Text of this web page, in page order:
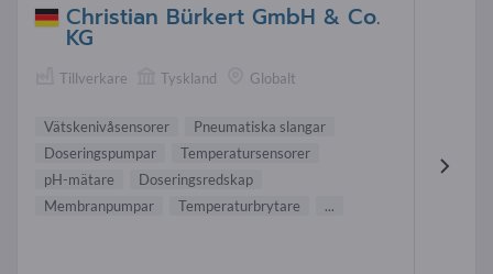
Christian Bürkert GmbH & Co.
KG
Tillverkare Tyskland Globalt
Vätskenivåsensorer
Pneumatiska slangar
Doseringspumpar
Temperatursensorer
pH-mätare
Doseringsredskap
Membranpumpar
Temperaturbrytare ...